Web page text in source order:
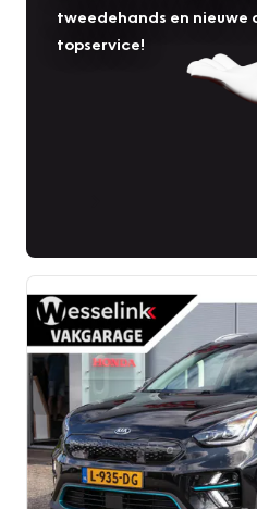
tweedehands en
topservice!